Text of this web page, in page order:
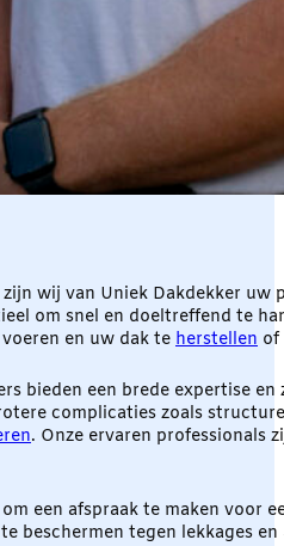
wij van Uniek Dakdekker
om snel en doeltreffend te
en uw dak te herstellen of
bieden een brede expertise
complicaties zoals
. Onze ervaren professionals
een afspraak te maken voor
beschermen tegen lekkages